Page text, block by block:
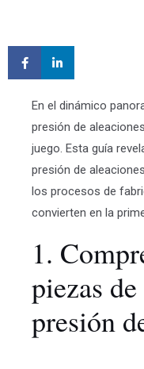
En el dinámico
presión de
juego. Esta guía
presión de
los procesos de
convierten en la
1.
piezas
presión